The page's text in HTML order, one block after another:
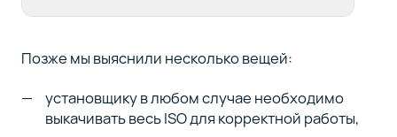
Позже мы выяснили несколько вещей:
установщику в любом случае необходимо
выкачивать весь ISO для корректной работы,